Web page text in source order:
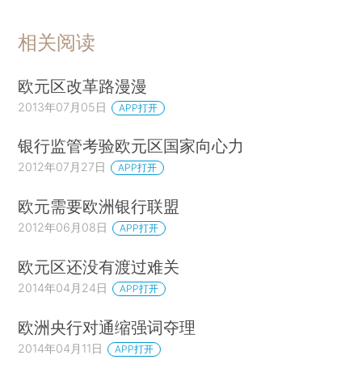
相关阅读
欧元区改革路漫漫
2013年07月05日 APP打开
银行监管考验欧元区国家向心力
2012年07月27日 APP打开
欧元需要欧洲银行联盟
2012年06月08日 APP打开
欧元区还没有渡过难关
2014年04月24日 APP打开
欧洲央行对通缩强词夺理
2014年04月11日 APP打开